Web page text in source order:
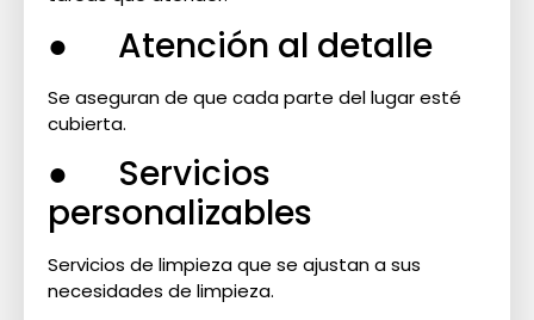
● Atención al detalle
Se aseguran de que cada parte del lugar esté
cubierta.
● Servicios
personalizables
Servicios de limpieza que se ajustan a sus
necesidades de limpieza.